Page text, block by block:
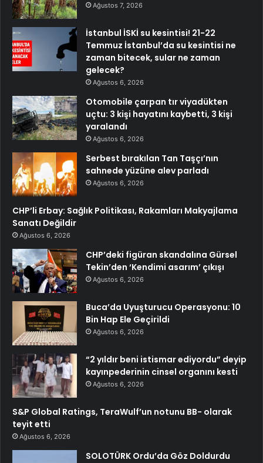
Ağustos 7, 2026
İstanbul İSKİ su kesintisi! 21-22
Temmuz İstanbul’da su kesintisi ne
zaman bitecek, sular ne zaman
gelecek?
Ağustos 6, 2026
Otomobile çarpan tır viyadükten
uçtu: 3 kişi hayatını kaybetti, 3 kişi
yaralandı
Ağustos 6, 2026
Serbest bırakılan Tan Taşçı’nın
sahnede yüzüne alev parladı
Ağustos 6, 2026
CHP’li Erbay: Sağlık Politikası, Rakamları Makyajlama
Sanatı Değildir
Ağustos 6, 2026
CHP’deki figüran skandalına Gürsel
Tekin’den ‘Kendimi asarım’ çıkışı
Ağustos 6, 2026
Buca’da Uyuşturucu Operasyonu: 10
Bin Hap Ele Geçirildi
Ağustos 6, 2026
“2 yıldır beni istismar ediyordu” deyip
kayınpederinin cinsel organını kesti
Ağustos 6, 2026
S&P Global Ratings, TeraWulf’un notunu BB- olarak
teyit etti
Ağustos 6, 2026
SOLOTÜRK Ordu’da Göz Doldurdu